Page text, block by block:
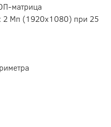
матрица
2 Мп (1920x1080) при 25